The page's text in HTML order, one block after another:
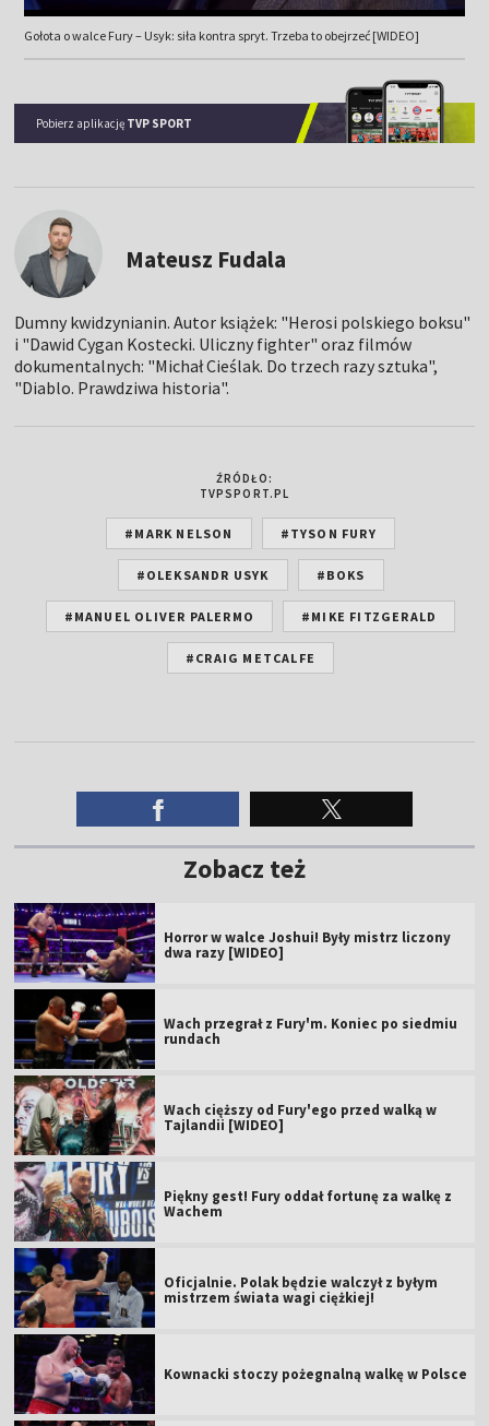
Gołota o walce Fury – Usyk: siła kontra spryt. Trzeba to obejrzeć [WIDEO]
Pobierz aplikację TVP SPORT
Mateusz Fudala
Dumny kwidzynianin. Autor książek: "Herosi polskiego boksu"
i "Dawid Cygan Kostecki. Uliczny fighter" oraz filmów
dokumentalnych: "Michał Cieślak. Do trzech razy sztuka",
"Diablo. Prawdziwa historia".
ŹRÓDŁO:
TVPSPORT.PL
#MARK NELSON #TYSON FURY
#OLEKSANDR USYK #BOKS
#MANUEL OLIVER PALERMO #MIKE FITZGERALD
#CRAIG METCALFE
Zobacz też
Horror w walce Joshui! Były mistrz liczony
dwa razy [WIDEO]
Wach przegrał z Fury'm. Koniec po siedmiu
rundach
Wach cięższy od Fury'ego przed walką w
Tajlandii [WIDEO]
Piękny gest! Fury oddał fortunę za walkę z
Wachem
Oficjalnie. Polak będzie walczył z byłym
mistrzem świata wagi ciężkiej!
Kownacki stoczy pożegnalną walkę w Polsce